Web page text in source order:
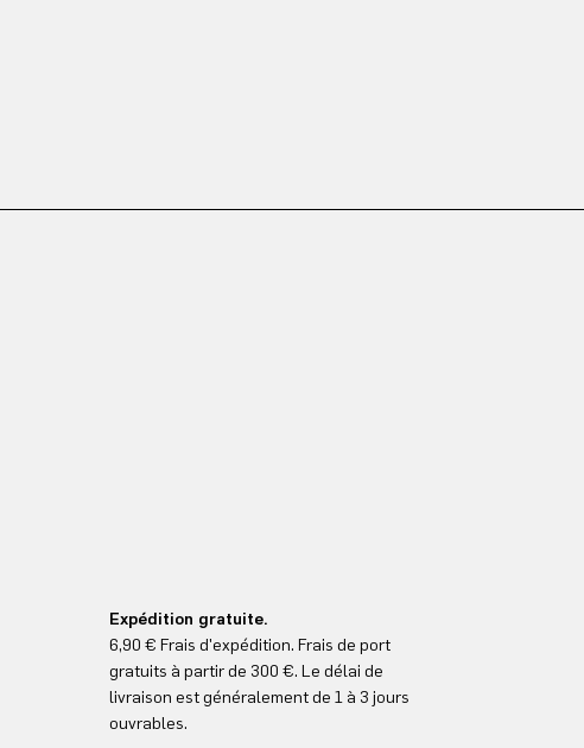
Expédition gratuite.
6,90 € Frais d'expédition. Frais de port
gratuits à partir de 300 €. Le délai de
livraison est généralement de 1 à 3 jours
ouvrables.